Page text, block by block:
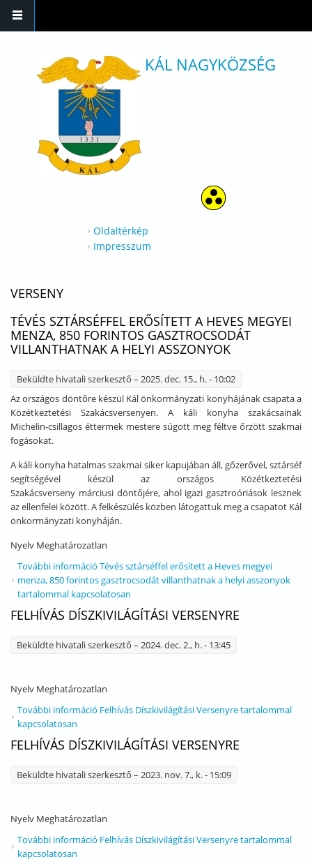
KÁL NAGYKÖZSÉG
Oldaltérkép
Impresszum
VERSENY
TÉVÉS SZTÁRSÉFFEL ERŐSÍTETT A HEVES MEGYEI
MENZA, 850 FORINTOS GASZTROCSODÁT
VILLANTHATNAK A HELYI ASSZONYOK
Beküldte hivatali szerkesztő – 2025. dec. 15., h. - 10:02
Az országos döntőre készül Kál önkormányzati konyhájának csapata a
Közétkeztetési Szakácsversenyen. A káli konyha szakácsainak
Michelin-csillagos éttermek mestere súgott meg féltve őrzött szakmai
fogásokat.
A káli konyha hatalmas szakmai siker kapujában áll, gőzerővel, sztárséf
segítségével készül az országos Közétkeztetési
Szakácsverseny márciusi döntőjére, ahol igazi gasztroóriások lesznek
az ellenfelei között. A felkészülés közben látogattuk meg a csapatot Kál
önkormányzati konyháján.
Nyelv Meghatározatlan
További információ Tévés sztárséffel erősített a Heves megyei
menza, 850 forintos gasztrocsodát villanthatnak a helyi asszonyok
tartalommal kapcsolatosan
FELHÍVÁS DÍSZKIVILÁGÍTÁSI VERSENYRE
Beküldte hivatali szerkesztő – 2024. dec. 2., h. - 13:45
Nyelv Meghatározatlan
További információ Felhívás Díszkivilágítási Versenyre tartalommal
kapcsolatosan
FELHÍVÁS DÍSZKIVILÁGÍTÁSI VERSENYRE
Beküldte hivatali szerkesztő – 2023. nov. 7., k. - 15:09
Nyelv Meghatározatlan
További információ Felhívás Díszkivilágítási Versenyre tartalommal
kapcsolatosan